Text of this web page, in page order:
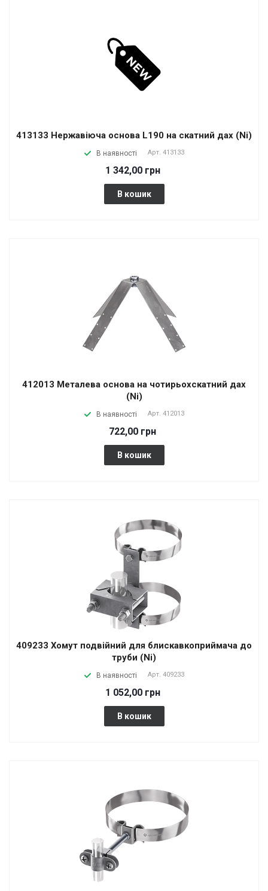
413133 Нержавіюча основа L190 на скатний дах (Ni)
В наявності Арт. 413133
1 342,00 грн
В кошик
412013 Металева основа на чотирьохскатний дах
(Ni)
В наявності Арт. 412013
722,00 грн
В кошик
409233 Хомут подвійний для блискавкоприймача до
труби (Ni)
В наявності Арт. 409233
1 052,00 грн
В кошик